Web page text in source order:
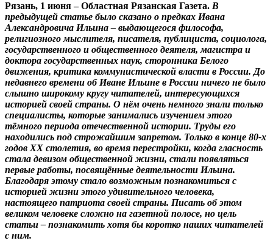
Рязань, 1 июня – Областная Рязанская Газета. В
предыдущей статье было сказано о предках Ивана
Александровича Ильина – выдающегося философа,
религиозного мыслителя, писателя, публициста, социолога,
государственного и общественного деятеля, магистра и
доктора государственных наук, сторонника Белого
движения, критика коммунистической власти в России. До
недавнего времени об Иване Ильине в России ничего не было
слышно широкому кругу читателей, интересующихся
историей своей страны. О нём очень немного знали только
специалисты, которые занимались изучением этого
тёмного периода отечественной истории. Труды его
находились под строжайшим запретом. Только в конце 80-х
годов XX столетия, во время перестройки, когда гласность
стала девизом общественной жизни, стали появляться
первые работы, посвящённые деятельности Ильина.
Благодаря этому стало возможным познакомиться с
историей жизни этого удивительного человека,
настоящего патриота своей страны. Писать об этом
великом человеке сложно на газетной полосе, но цель
статьи – познакомить хотя бы коротко наших читателей
с ним.